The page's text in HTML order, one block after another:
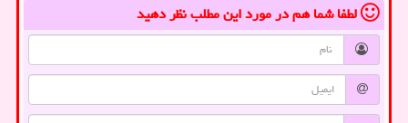
لطفا شما همدر مورد این مطلبنظر دهید